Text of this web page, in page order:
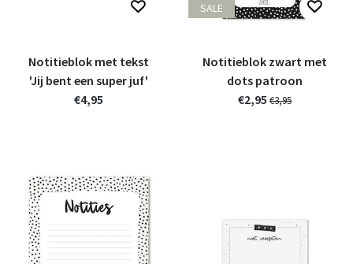
Notitieblok met tekst
'Jij bent een super juf'
€4,95
SALE
Notitieblok zwart met
dots patroon
€2,95 €3,95